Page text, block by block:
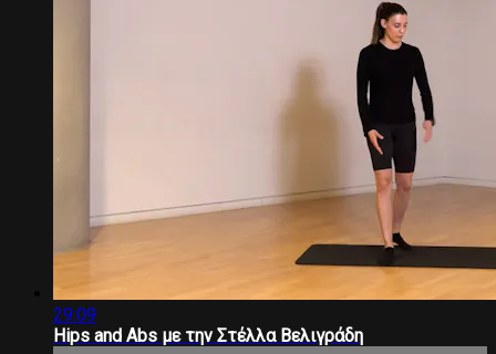
29:09
Hips and Abs με την Στέλλα Βελιγράδη